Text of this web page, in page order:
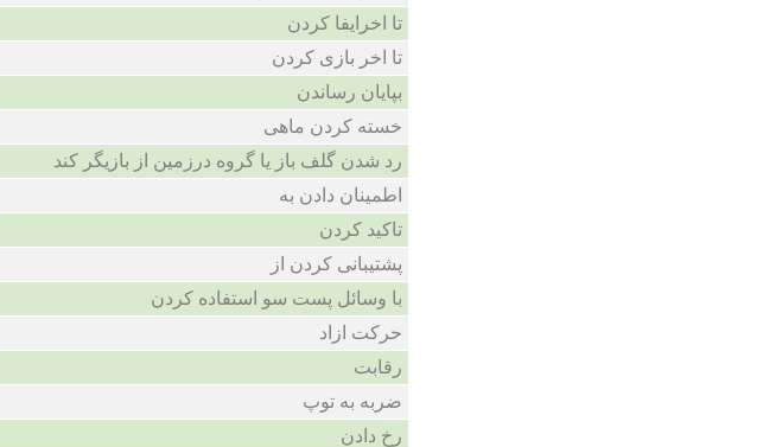
تا اخرایفا کردن
تا اخر بازی کردن
بپایان رساندن
خسته کردن ماهی
رد شدن گلف باز یا گروه درزمین از بازیگر کند
اطمینان دادن به
تاکید کردن
پشتیبانی کردن از
با وسائل پست سو استفاده کردن
حرکت ازاد
رقابت
ضربه به توپ
رخ دادن